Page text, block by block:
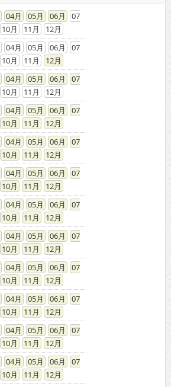
04 05 06
07
10 11
12
04 05 06
07
10 11
12
04 05 06
07
10 11
12
04 05 06
07
10 11
12
04 05 06
07
10 11
12
04 05 06
07
10 11
12
04 05 06
07
10 11
12
04 05 06
07
10 11
12
04 05 06
07
10 11
12
04 05 06
07
10 11
12
04 05 06
07
10 11
12
04 05 06
07
10 11
12